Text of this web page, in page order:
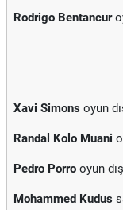
Rodrigo Bentancur
Xavi Simons oyun
Randal Kolo Muani
Pedro Porro oyun
Mohammed Kudus